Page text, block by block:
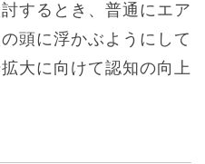
するとき、普通にエア
頭に浮かぶようにして
大に向けて認知の向上